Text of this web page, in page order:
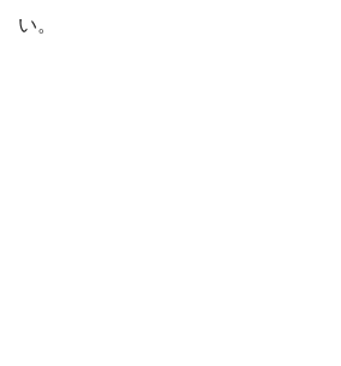
い。